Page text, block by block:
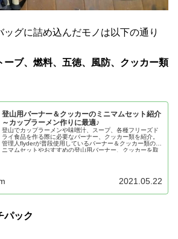
グに詰め込んだモノは以下の通り
ブ、燃料、五徳、風防、クッカー類
登山用バーナー＆クッカーのミニマムセット紹介
～カップラーメン作りに最適♪
登山でカップラーメンや味噌汁、スープ、各種フリーズド
ライ食品を作る際に必要なバーナー、クッカー類を紹介。
管理人flyderが普段使用しているバーナー＆クッカー類のミ
ニマムセットやおすすめの登山用バーナー、クッカーを取
2021.05.22
パック